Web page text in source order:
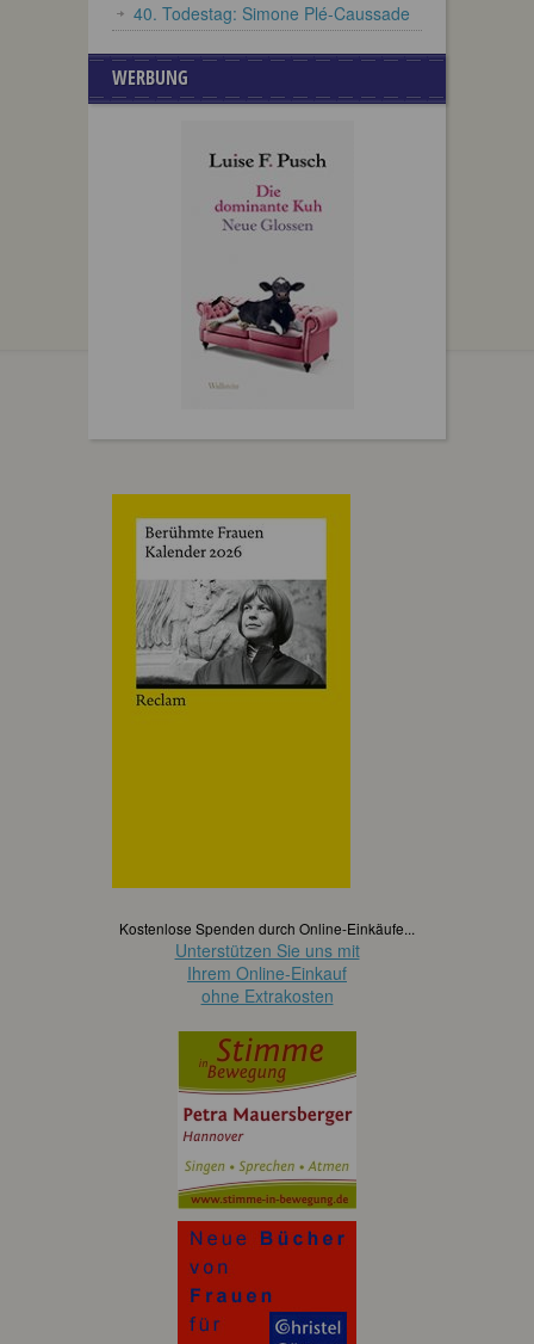
40. Todestag: Simone Plé-Caussade
WERBUNG
Kostenlose Spenden durch Online-Einkäufe...
Unterstützen Sie uns mit
Ihrem Online-Einkauf
ohne Extrakosten